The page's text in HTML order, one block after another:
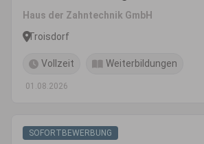
Haus der Zahntechnik GmbH
Troisdorf
Vollzeit Weiterbildungen
01.08.2026
SOFORTBEWERBUNG